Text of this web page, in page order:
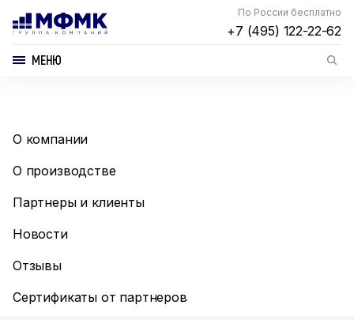
По России бесплатно
+7 (495) 122-22-62
МЕНЮ
О компании
О производстве
Партнеры и клиенты
Новости
Отзывы
Сертификаты от партнеров